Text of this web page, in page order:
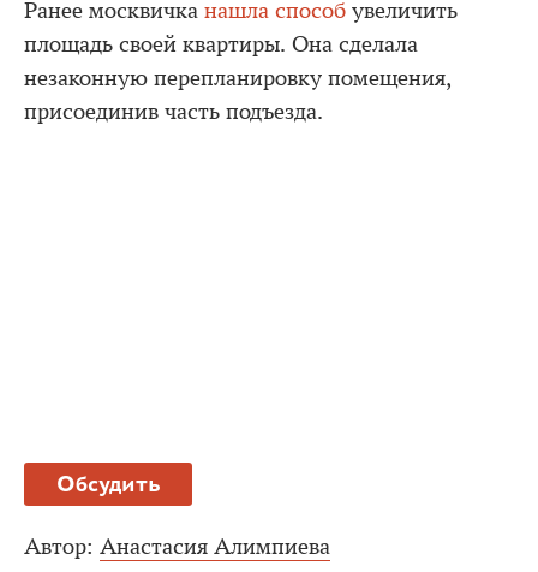
Ранее москвичка нашла способ увеличить
площадь своей квартиры. Она сделала
незаконную перепланировку помещения,
присоединив часть подъезда.
Обсудить
Автор: Анастасия Алимпиева